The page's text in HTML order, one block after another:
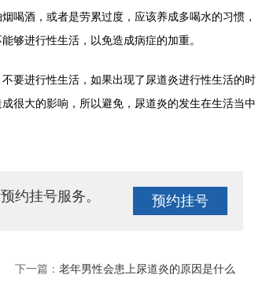
喝酒，或者是劳累过度，应该养成多喝水的习惯，
够进行性生活，以免造成病症的加重。
进行性生活，如果出现了尿道炎进行性生活的时
很大的影响，所以避免，尿道炎的发生在生活当中
约挂号服务。 预约挂号
下一篇： 老年男性会患上尿道炎的原因是什么